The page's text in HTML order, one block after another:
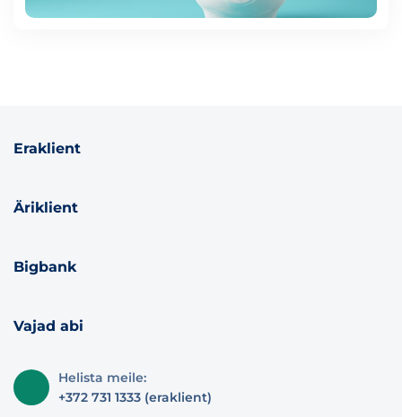
Eraklient
Äriklient
Bigbank
Vajad abi
Helista meile:
+372 731 1333 (eraklient)